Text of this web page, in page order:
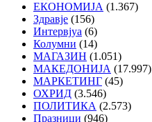
ЕКОНОМИЈА (1.367)
Здравје (156)
Интервјуа (6)
Колумни (14)
МАГАЗИН (1.051)
МАКЕДОНИЈА (17.997)
МАРКЕТИНГ (45)
ОХРИД (3.546)
ПОЛИТИКА (2.573)
Празници (946)